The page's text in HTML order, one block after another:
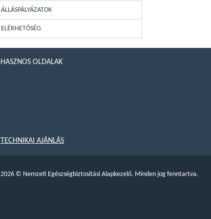
ÁLLÁSPÁLYÁZATOK
ELÉRHETŐSÉG
HASZNOS OLDALAK
TECHNIKAI AJÁNLÁS
2026 © Nemzeti Egészségbiztosítási Alapkezelő. Minden jog fenntartva.